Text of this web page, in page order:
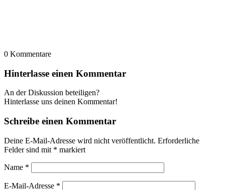
0 Kommentare
Hinterlasse einen Kommentar
An der Diskussion beteiligen?
Hinterlasse uns deinen Kommentar!
Schreibe einen Kommentar
Deine E-Mail-Adresse wird nicht veröffentlicht. Erforderliche
Felder sind mit * markiert
Name *
E-Mail-Adresse *